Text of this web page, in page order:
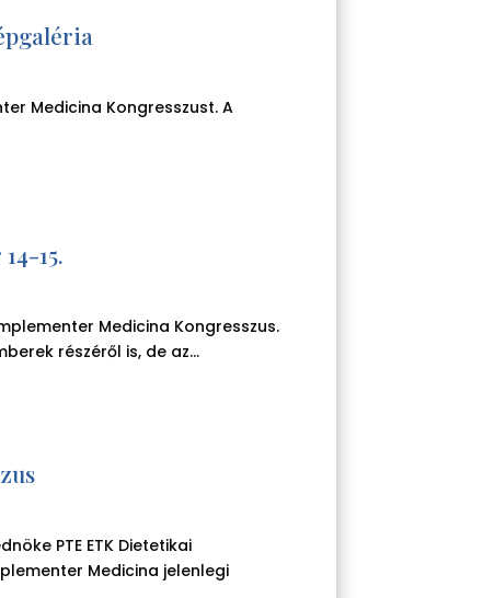
Medicina Kongresszust. A
15.
Medicina Kongresszus.
részéről is, de az...
PTE ETK Dietetikai
Medicina jelenlegi